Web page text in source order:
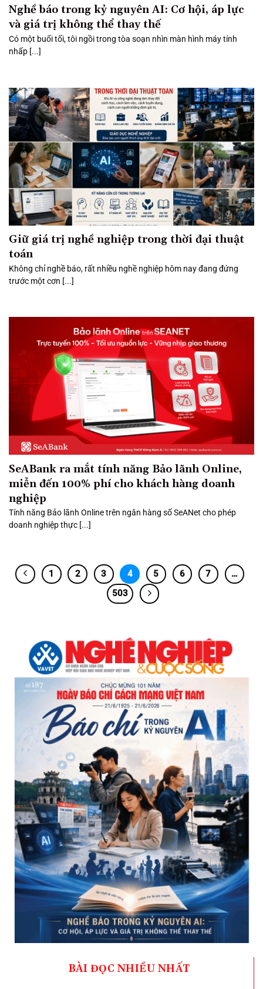
Nghề báo trong kỷ nguyên AI: Cơ hội, áp lực
và giá trị không thể thay thế
Có một buổi tối, tôi ngồi trong tòa soạn nhìn màn hình máy tính
nhấp [...]
Giữ giá trị nghề nghiệp trong thời đại thuật
toán
Không chỉ nghề báo, rất nhiều nghề nghiệp hôm nay đang đứng
trước một cơn [...]
SeABank ra mắt tính năng Bảo lãnh Online,
miễn đến 100% phí cho khách hàng doanh
nghiệp
Tính năng Bảo lãnh Online trên ngân hàng số SeANet cho phép
doanh nghiệp thực [...]
1 2 3 4 5 6 7
…
503
BÀI ĐỌC NHIỀU NHẤT